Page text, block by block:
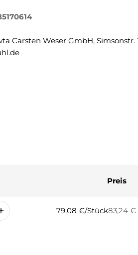
Carsten Weser GmbH, Simsonstr.
Preis
79,08 €/Stück
Regulärer
83,24 €
Verkaufspreis